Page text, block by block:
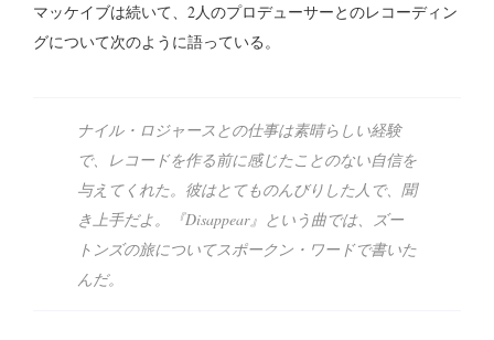
マッケイブは続いて、2人のプロデューサーとのレコーディン
グについて次のように語っている。
ナイル・ロジャースとの仕事は素晴らしい経験
で、レコードを作る前に感じたことのない自信を
与えてくれた。彼はとてものんびりした人で、聞
き上手だよ。『Disappear』という曲では、ズー
トンズの旅についてスポークン・ワードで書いた
んだ。